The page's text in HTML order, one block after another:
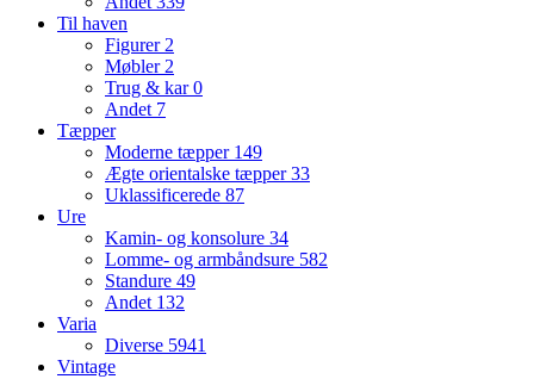
Til haven
Figurer2
Møbler2
Trug & kar0
Andet 7
Tæpper
Moderne tæpper 149
Ægte orientalske tæpper33
Uklassificerede 87
Ure
Kamin- og konsolure 34
Lomme- og armbåndsure 582
Standure 49
Andet 132
Varia
Diverse 5941
Vintage